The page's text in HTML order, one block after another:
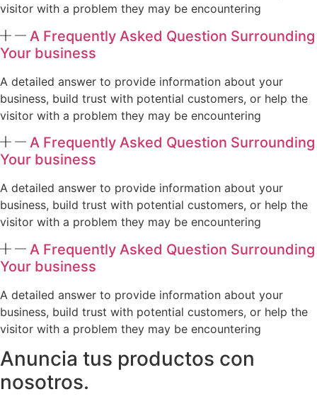
visitor with a problem they may be encountering
A Frequently Asked Question Surrounding
Your business
A detailed answer to provide information about your
business, build trust with potential customers, or help the
visitor with a problem they may be encountering
A Frequently Asked Question Surrounding
Your business
A detailed answer to provide information about your
business, build trust with potential customers, or help the
visitor with a problem they may be encountering
A Frequently Asked Question Surrounding
Your business
A detailed answer to provide information about your
business, build trust with potential customers, or help the
visitor with a problem they may be encountering
Anuncia tus productos con
nosotros.